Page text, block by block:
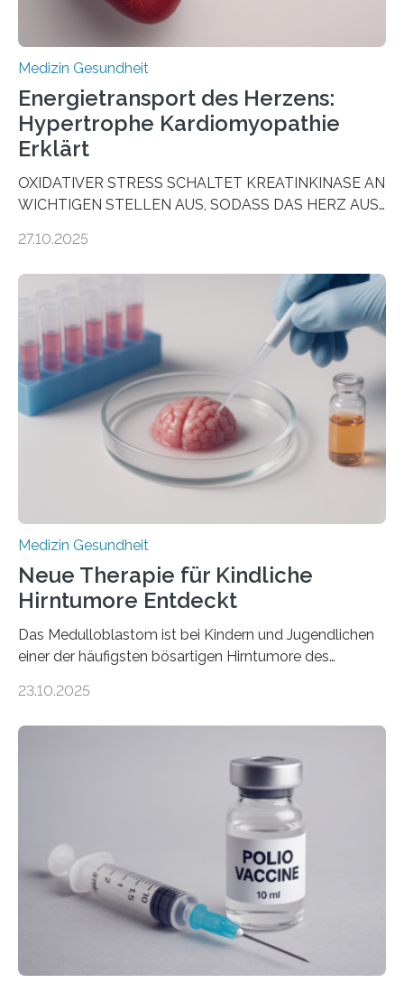
Medizin Gesundheit
Energietransport des Herzens:
Hypertrophe Kardiomyopathie
Erklärt
OXIDATIVER STRESS SCHALTET KREATINKINASE AN
WICHTIGEN STELLEN AUS, SODASS DAS HERZ AUS
aus dem Deutschen Zentrum für Herzinsuffizienz
im Journal Circulation, warum der Energietransport bei
der Hypertrophen Kardiomyopathie (HCM) versagen
kann und wie sich durch eine Verringerung der
Herzbelastung und des oxidativen Stresses
Rhythmusstörungen reduzieren lassen. Würzburg. Die
hypertrophe Kardiomyopathie (HCM) ist die häufigste
erblich bedingte Herzerkrankung. Sie führt dazu, dass
sich die linke Herzkammer verdickt, der Herzmuskel zu
stark kontrahiert…
27.10.2025
Medizin Gesundheit
Neue Therapie für Kindliche
Hirntumore Entdeckt
Das Medulloblastom ist bei Kindern und Jugendlichen
einer der häufigsten bösartigen Hirntumore des
Betroffenen können mit heutigen Methoden geheilt
Dringend benötigt werden zielgerichtete Therapien, die
nur Tumorschwachstellen angreifen und normales
Gewebe verschonen. Forschende um Daniel Merk vom
Hertie-Institut für klinische Hirnforschung am
Universitätsklinikum Tübingen haben eine solche
Schwachstelle im Erbgut einer Untergruppe des
Medulloblastoms gefunden. Die Wilhelm Sander-
Stiftung unterstützte das Projekt…
23.10.2025